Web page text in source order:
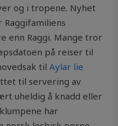
og i tropene. Nyhet
Raggifamiliens
enn Raggi. Mange tror
på reiser til
tilAylar lie
til servering av
uheldig å knadd eller
har